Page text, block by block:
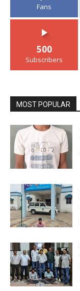
Fans
500
Subscribers
MOST POPULAR